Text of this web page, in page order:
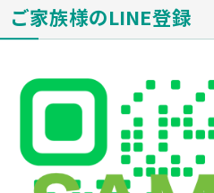
ご家族様のLINE登録